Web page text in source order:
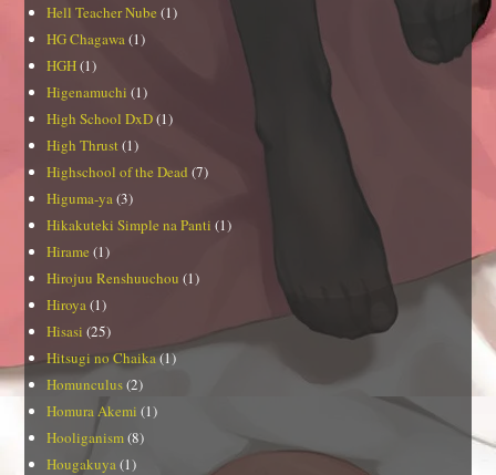
Hell Teacher Nube (1)
HG Chagawa(1)
HGH(1)
Higenamuchi (1)
High School DxD(1)
High Thrust(1)
Highschool of the Dead (7)
Higuma-ya(3)
Hikakuteki Simple na Panti (1)
Hirame (1)
Hirojuu Renshuuchou (1)
Hiroya(1)
Hisasi (25)
Hitsugi no Chaika(1)
Homunculus(2)
Homura Akemi (1)
Hooliganism(8)
Hougakuya(1)